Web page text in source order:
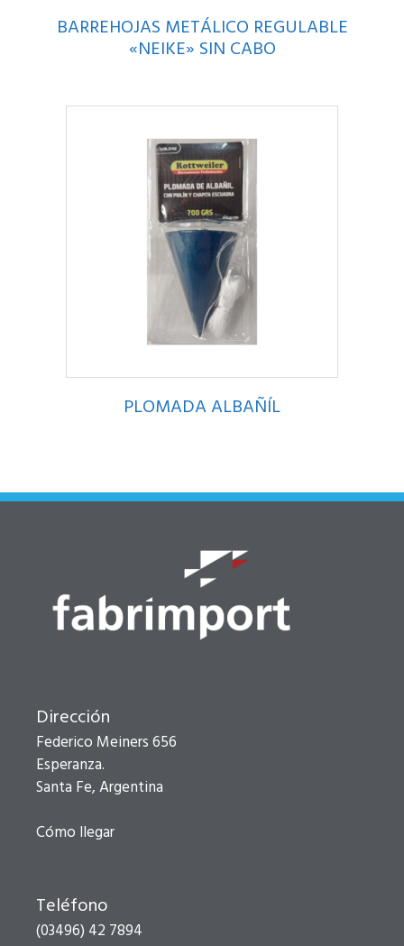
BARREHOJAS METÁLICO REGULABLE
«NEIKE» SIN CABO
PLOMADA ALBAÑÍL
Dirección
Federico Meiners 656
Esperanza.
Santa Fe, Argentina
Cómo llegar
Teléfono
(03496) 42 7894